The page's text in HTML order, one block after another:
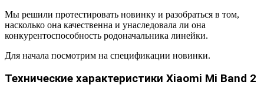
Мы решили протестировать новинку и разобраться в том,
насколько она качественна и унаследовала ли она
конкурентоспособность родоначальника линейки.
Для начала посмотрим на спецификации новинки.
Технические характеристики Xiaomi Mi Band 2